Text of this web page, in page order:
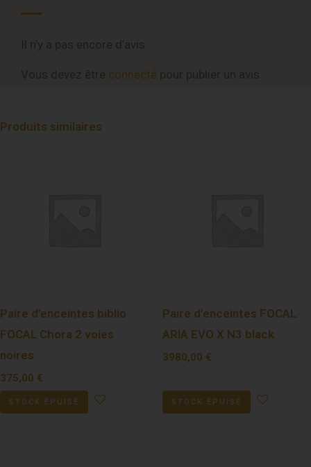
connecté
Produits similaires
Paire d’enceintes biblio
FOCAL Chora 2 voies
noires
375,00 €
STOCK ÉPUISÉ
Paire d’enceintes FOCAL
ARIA EVO X N3 black
3980,00 €
STOCK ÉPUISÉ